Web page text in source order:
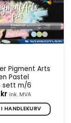
Pigment Arts
Pastel
sett m/6
kr ink. MVA
I HANDLEKURV